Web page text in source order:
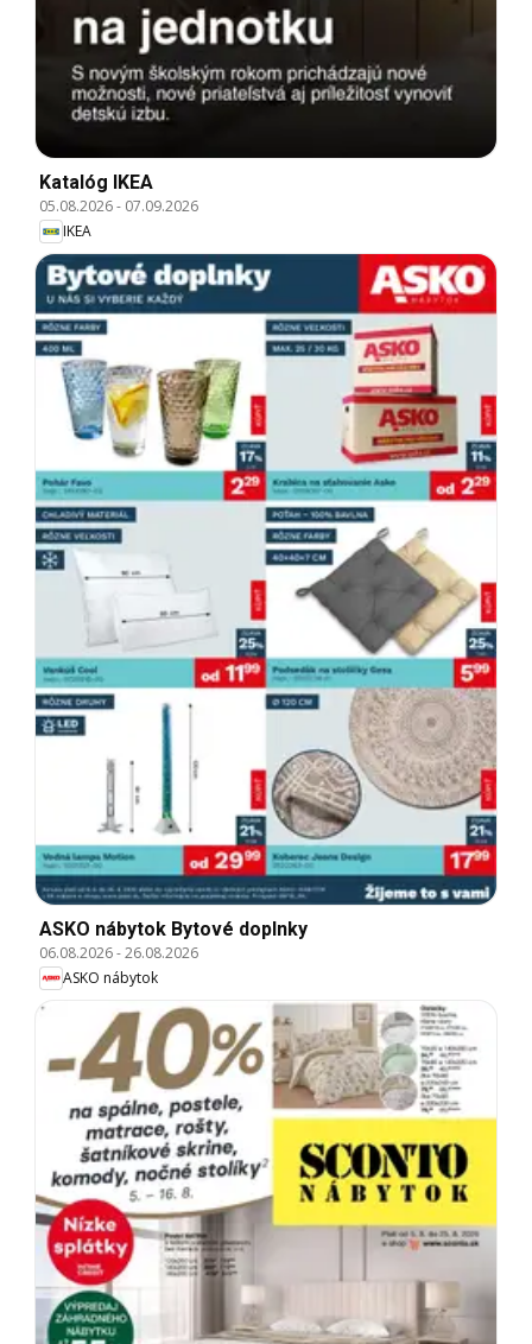
Katalóg IKEA
05.08.2026- 07.09.2026
IKEA
ASKO nábytok Bytové doplnky
06.08.2026-26.08.2026
ASKO nábytok